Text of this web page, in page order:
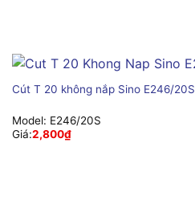
Cút T 20 không nắp Sino E246/20S
Model: E246/20S
Giá:2,800₫